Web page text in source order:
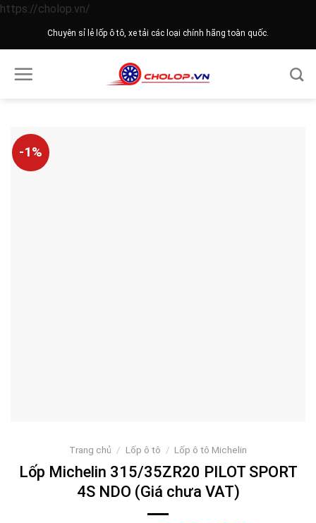
https://cholop.vn/
to
Chuyên sỉ lẻ lốp ô tô, xe tải các loại chính hãng toàn quốc.
-1%
Trang chủ / Lốp ô tô / Lốp ô tô Michelin
Lốp Michelin 315/35ZR20 PILOT SPORT
4S NDO (Giá chưa VAT)